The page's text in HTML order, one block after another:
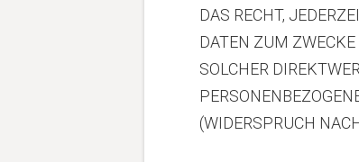
DAS RECHT,
DATEN ZUM
SOLCHER
(WIDERSPRUCH